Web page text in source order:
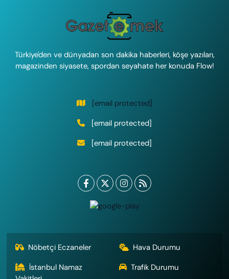
Türkiye'den ve dünyadan son dakika haberleri, köşe yazıları,
magazinden siyasete, spordan seyahate her konuda Flow!
[email protected]
[email protected]
[email protected]
Nöbetçi Eczaneler
Hava Durumu
İstanbul Namaz
Trafik Durumu